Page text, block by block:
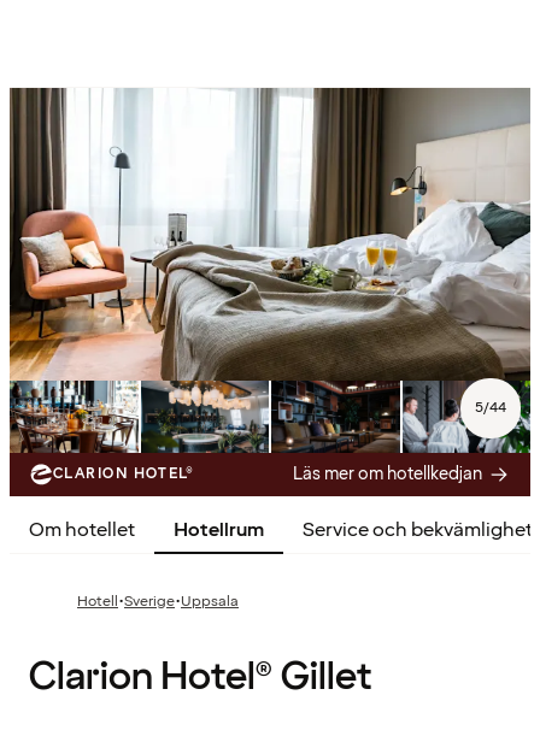
5/44
CLARION HOTEL® Läs mer om hotellkedjan
Om hotellet Hotellrum Service och
Hotell·Sverige·Uppsala
Clarion Hotel® Gillet